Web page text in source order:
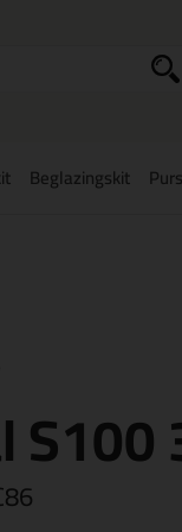
Beglazingskit